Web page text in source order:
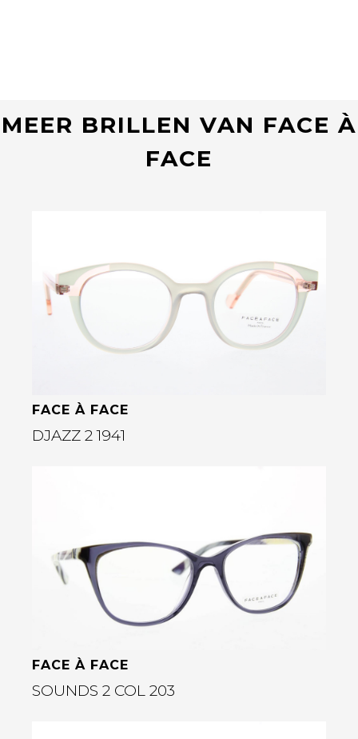
MEER BRILLEN VAN FACE À
FACE
FACE À FACE
DJAZZ 2 1941
FACE À FACE
SOUNDS 2 COL 203